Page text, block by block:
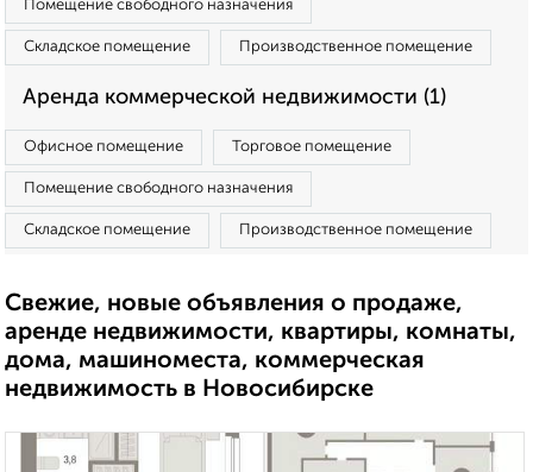
Помещение свободного назначения
Складское помещение Производственное помещение
Аренда коммерческой недвижимости (1)
Офисное помещение Торговое помещение
Помещение свободного назначения
Складское помещение Производственное помещение
Свежие, новые объявления о продаже,
аренде недвижимости, квартиры, комнаты,
дома, машиноместа, коммерческая
недвижимость в Новосибирске